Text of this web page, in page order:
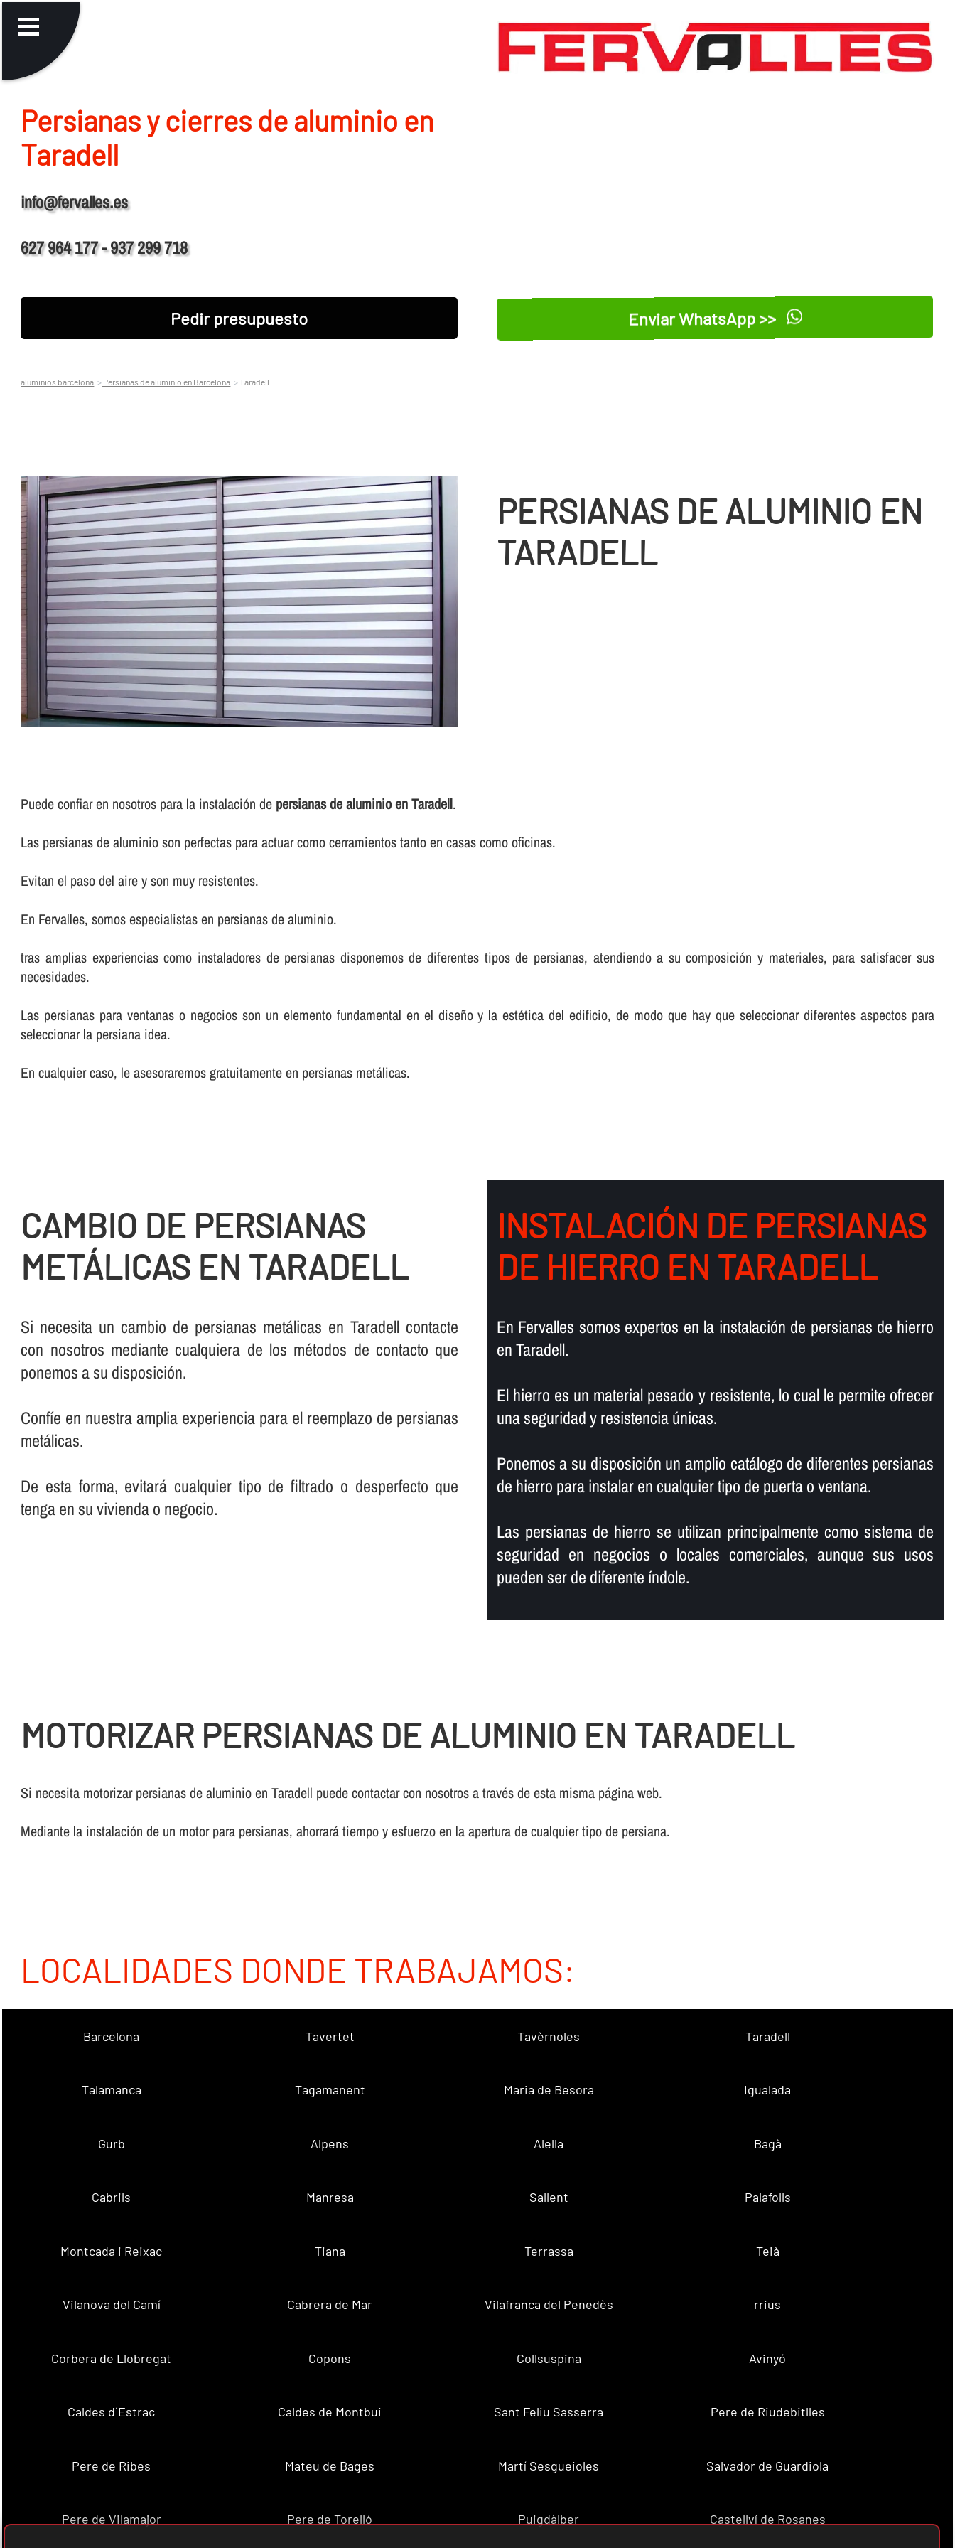
Persianas y cierres de aluminio en
Taradell
info@fervalles.es
627 964 177 - 937 299 718
Pedir presupuesto Enviar WhatsApp >>
aluminios barcelona Persianas de aluminio en Barcelona Taradell
PERSIANAS DE ALUMINIO EN
TARADELL
Puede confiar en nosotros para la instalación de persianas de aluminio en Taradell.
Las persianas de aluminio son perfectas para actuar como cerramientos tanto en casas como oficinas.
Evitan el paso del aire y son muy resistentes.
En Fervalles, somos especialistas en persianas de aluminio.
tras amplias experiencias como instaladores de persianas disponemos de diferentes tipos de persianas, atendiendo a su composición y materiales, para satisfacer sus
necesidades.
Las persianas para ventanas o negocios son un elemento fundamental en el diseño y la estética del edificio, de modo que hay que seleccionar diferentes aspectos para
seleccionar la persiana idea.
En cualquier caso, le asesoraremos gratuitamente en persianas metálicas.
CAMBIO DE PERSIANAS
METÁLICAS EN TARADELL
Si necesita un cambio de persianas metálicas en Taradell contacte
con nosotros mediante cualquiera de los métodos de contacto que
ponemos a su disposición.
Confí­e en nuestra amplia experiencia para el reemplazo de persianas
metálicas.
De esta forma, evitará cualquier tipo de filtrado o desperfecto que
tenga en su vivienda o negocio.
INSTALACIÓN DE PERSIANAS
DE HIERRO EN TARADELL
En Fervalles somos expertos en la instalación de persianas de hierro
en Taradell.
El hierro es un material pesado y resistente, lo cual le permite ofrecer
una seguridad y resistencia únicas.
Ponemos a su disposición un amplio catálogo de diferentes persianas
de hierro para instalar en cualquier tipo de puerta o ventana.
Las persianas de hierro se utilizan principalmente como sistema de
seguridad en negocios o locales comerciales, aunque sus usos
pueden ser de diferente í­ndole.
MOTORIZAR PERSIANAS DE ALUMINIO EN TARADELL
Si necesita motorizar persianas de aluminio en Taradell puede contactar con nosotros a través de esta misma página web.
Mediante la instalación de un motor para persianas, ahorrará tiempo y esfuerzo en la apertura de cualquier tipo de persiana.
LOCALIDADES DONDE TRABAJAMOS:
Barcelona Tavertet Tavèrnoles Taradell
Talamanca Tagamanent Maria de Besora Igualada
Gurb Alpens Alella Bagà
Cabrils Manresa Sallent Palafolls
Montcada i Reixac Tiana Terrassa Teià
Vilanova del Camí Cabrera de Mar Vilafranca del Penedès rrius
Corbera de Llobregat Copons Collsuspina Avinyó
Caldes d´Estrac Caldes de Montbui Sant Feliu Sasserra Pere de Riudebitlles
Pere de Ribes Mateu de Bages Martí Sesgueioles Salvador de Guardiola
Pere de Vilamajor Pere de Torelló Puigdàlber Castellví de Rosanes